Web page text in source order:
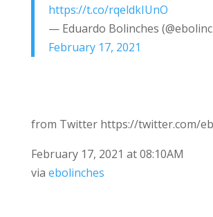
https://t.co/rqeldkIUnO
— Eduardo Bolinches
February 17, 2021
from Twitter https://twitter.com/
February 17, 2021 at 08:10AM
via ebolinches